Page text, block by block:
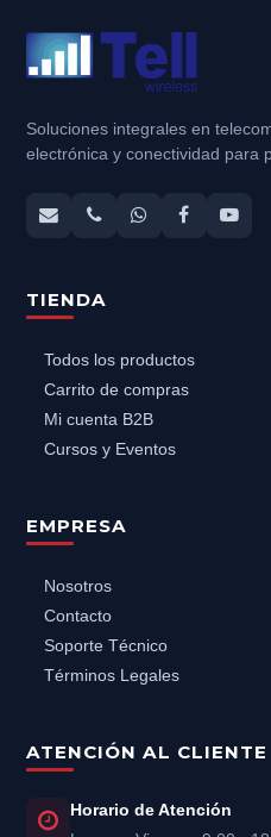
Soluciones integrales en
electrónica y conectividad para
TIENDA
Todos los productos
Carrito de compras
Mi cuenta B2B
Cursos y Eventos
EMPRESA
Nosotros
Contacto
Soporte Técnico
Términos Legales
ATENCIÓN AL CLIENTE
Horario de Atención